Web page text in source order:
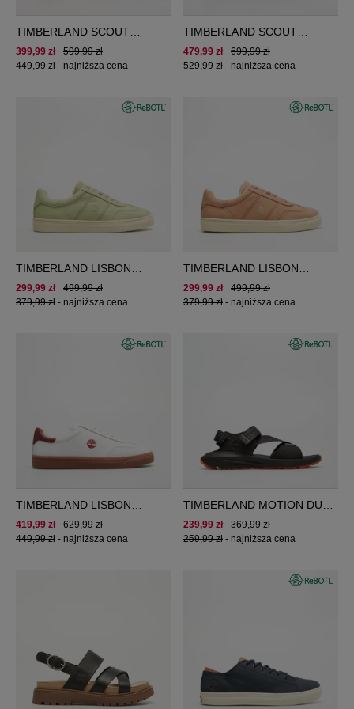
TIMBERLAND SCOUT
HEIGHTS LOW LACE
SNEAKER
599,99 zł
399,99 zł
449,99 zł - najniższa cena
TIMBERLAND SCOUT
HEIGHTS LOW LACE
SNEAKER
699,99 zł
479,99 zł
529,99 zł - najniższa cena
TIMBERLAND LISBON
STREET LOW LACE
SNEAKER
499,99 zł
299,99 zł
379,99 zł - najniższa cena
TIMBERLAND LISBON
STREET LOW LACE
SNEAKER
499,99 zł
299,99 zł
379,99 zł - najniższa cena
TIMBERLAND LISBON
ESSENTIAL LOW LACE
SNEAKER
629,99 zł
419,99 zł
449,99 zł - najniższa cena
TIMBERLAND MOTION DUNE
SANDAL
369,99 zł
239,99 zł
259,99 zł - najniższa cena